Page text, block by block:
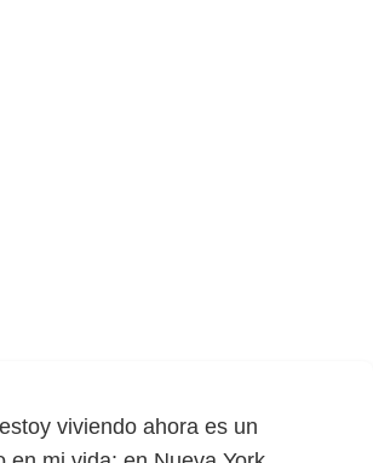
viviendo ahora es un